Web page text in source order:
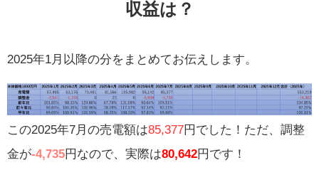
収益は？
2025年1月以降の分をまとめてお伝えします。
この2025年7月の売電額は85,377円でした！ただ、調整
金が-4,735円なので、実際は80,642円です！